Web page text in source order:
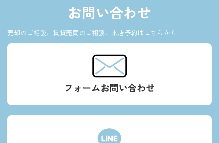
お問い合わせ
売却のご相談、賃貸売買のご相談、来店予約はこちらから